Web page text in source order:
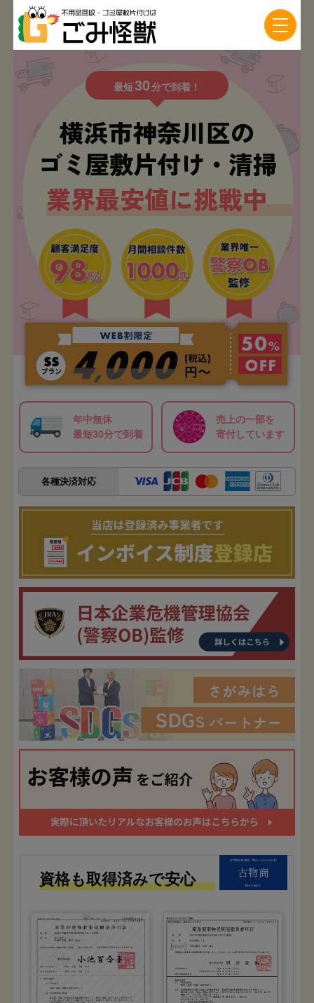
最短30分で到着！
横浜市神奈川区の
ゴミ屋敷片付け・清掃
業界最安値に挑戦中
年中無休
最短30分で到着
売上の一部を
寄付しています
各種決済対応
古物商許可番号：第451450019940号
古物商
株式会社FIT
資格も取得済みで安心